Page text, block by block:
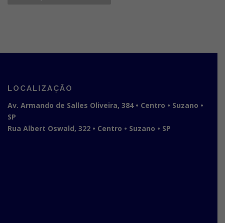
o
p
o
r
LOCALIZAÇÃO
Av. Armando de Salles Oliveira, 384 • Centro • Suzano •
SP
Rua Albert Oswald, 322 • Centro • Suzano • SP